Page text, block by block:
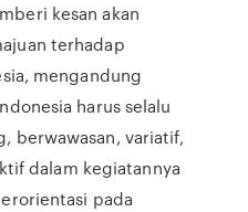
kesan akan
terhadap
mengandung
harus selalu
berwawasan, variatif,
dalam kegiatannya
pada